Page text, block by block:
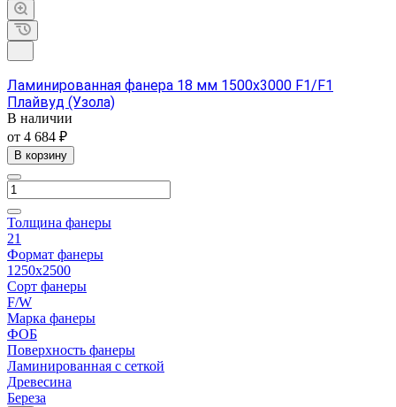
Ламинированная фанера 18 мм 1500х3000 F1/F1
Плайвуд (Узола)
В наличии
от 4 684 ₽
В корзину
Толщина фанеры
21
Формат фанеры
1250х2500
Сорт фанеры
F/W
Марка фанеры
ФОБ
Поверхность фанеры
Ламинированная с сеткой
Древесина
Береза